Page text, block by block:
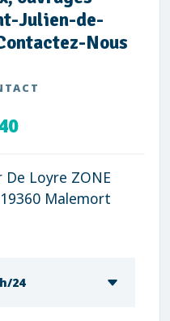
Julien-de-
Nous
Loyre ZONE
Malemort
24